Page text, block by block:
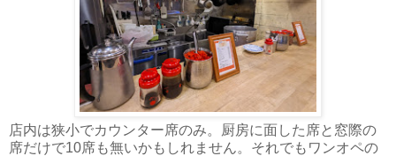
店内は狭小でカウンター席のみ。厨房に面した席と窓際の
席だけで10席も無いかもしれません。それでもワンオペの